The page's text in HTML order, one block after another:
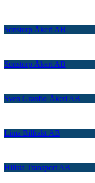
Sonstorp Åkeri AB
Sonstorp Åkeri AB
Sven Granflo Åkeri AB
Lima Bilfrakt AB
Hillsta Transport AB